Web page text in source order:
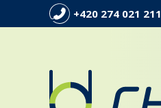
+420 274 021 211